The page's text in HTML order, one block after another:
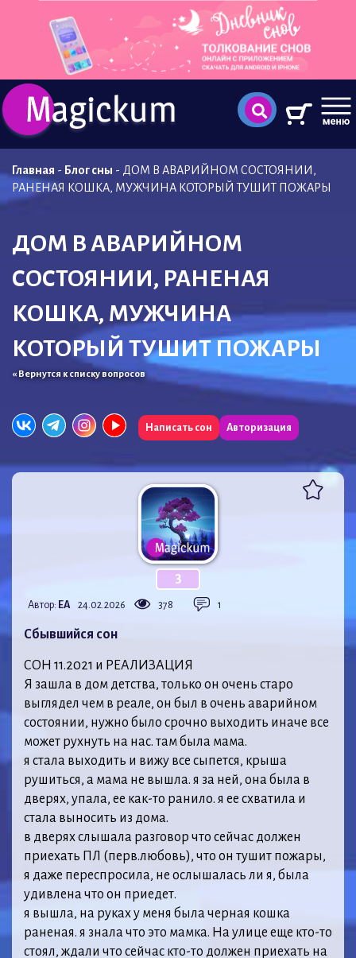
Главная - Блог сны - ДОМ В АВАРИЙНОМ СОСТОЯНИИ,
РАНЕНАЯ КОШКА, МУЖЧИНА КОТОРЫЙ ТУШИТ ПОЖАРЫ
ДОМ В АВАРИЙНОМ
СОСТОЯНИИ, РАНЕНАЯ
КОШКА, МУЖЧИНА
КОТОРЫЙ ТУШИТ ПОЖАРЫ
« Вернутся к списку вопросов
Написать сон Авторизация
3
Автор: ЕА 24.02.2026 378 1
Сбывшийся сон
СОН 11.2021 и РЕАЛИЗАЦИЯ
Я зашла в дом детства, только он очень старо
выглядел чем в реале, он был в очень аварийном
состоянии, нужно было срочно выходить иначе все
может рухнуть на нас. там была мама.
я стала выходить и вижу все сыпется, крыша
рушиться, а мама не вышла. я за ней, она была в
дверях, упала, ее как-то ранило. я ее схватила и
стала выносить из дома.
в дверях слышала разговор что сейчас должен
приехать ПЛ (перв.любовь), что он тушит пожары,
я даже переспросила, не ослышалась ли я, была
удивлена что он приедет.
я вышла, на руках у меня была черная кошка
раненая. я знала что это мамка. На улице еще кто-то
стоял, ждали что сейчас кто-то должен приехать на